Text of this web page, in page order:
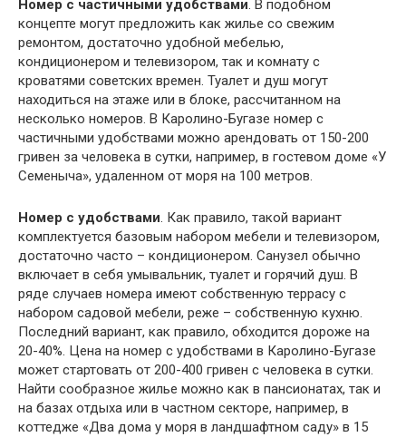
Номер с частичными удобствами. В подобном
концепте могут предложить как жилье со свежим
ремонтом, достаточно удобной мебелью,
кондиционером и телевизором, так и комнату с
кроватями советских времен. Туалет и душ могут
находиться на этаже или в блоке, рассчитанном на
несколько номеров. В Каролино-Бугазе номер с
частичными удобствами можно арендовать от 150-200
гривен за человека в сутки, например, в гостевом доме «У
Семеныча», удаленном от моря на 100 метров.
Номер с удобствами. Как правило, такой вариант
комплектуется базовым набором мебели и телевизором,
достаточно часто – кондиционером. Санузел обычно
включает в себя умывальник, туалет и горячий душ. В
ряде случаев номера имеют собственную террасу с
набором садовой мебели, реже – собственную кухню.
Последний вариант, как правило, обходится дороже на
20-40%. Цена на номер с удобствами в Каролино-Бугазе
может стартовать от 200-400 гривен с человека в сутки.
Найти сообразное жилье можно как в пансионатах, так и
на базах отдыха или в частном секторе, например, в
коттедже «Два дома у моря в ландшафтном саду» в 15